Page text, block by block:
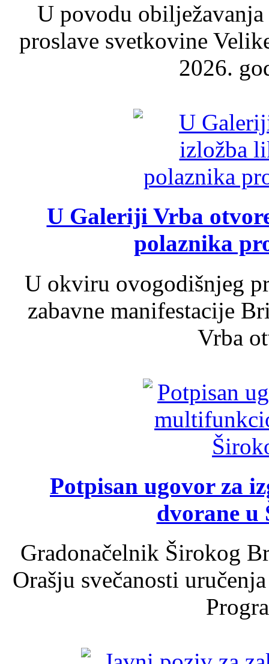
U povodu
proslave svetkovine
2026.
U Galeriji Vrba
polaznika
U okviru ovogodišnjeg
zabavne manifestacije
Vrba
Potpisan ugovor za
dvorane u
Gradonačelnik Širokog
Orašju svečanosti